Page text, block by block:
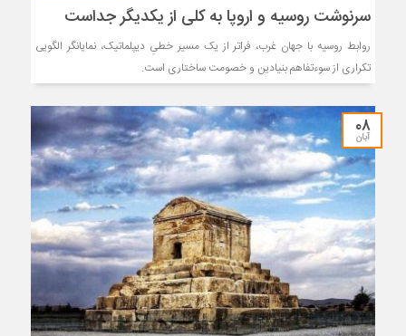
سرنوشت روسیه و اروپا به کلی از یکدیگر جداست
روابط روسیه با جهان غرب، فراتر از یک مسیر خطیِ دیپلماتیک، نمایانگر الگویی
تکراری از سوءتفاهم بنیادین و خصومت ساختاری است.
۰۸
آبان